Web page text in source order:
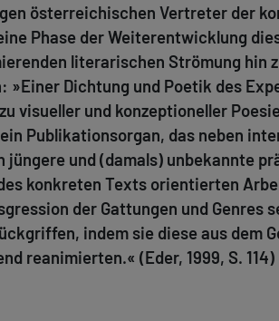
österreichischen Vertreter der
Phase der Weiterentwicklung
literarischen Strömung hin
»Einer Dichtung und Poetik des
visueller und konzeptioneller
ein Publikationsorgan, das neben
und (damals) unbekannte
konkreten Texts orientierten
der Gattungen und Genres
indem sie diese aus dem
reanimierten.« (Eder, 1999, S. 114)